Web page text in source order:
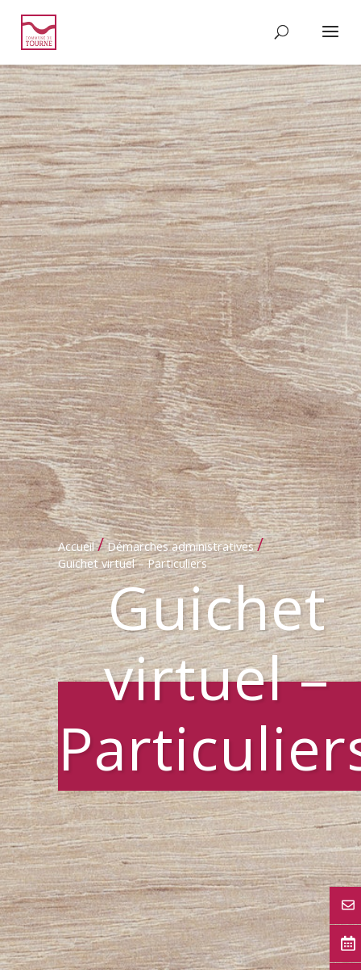
Accueil / Démarches administratives /
Guichet virtuel – Particuliers
Guichet
virtuel –